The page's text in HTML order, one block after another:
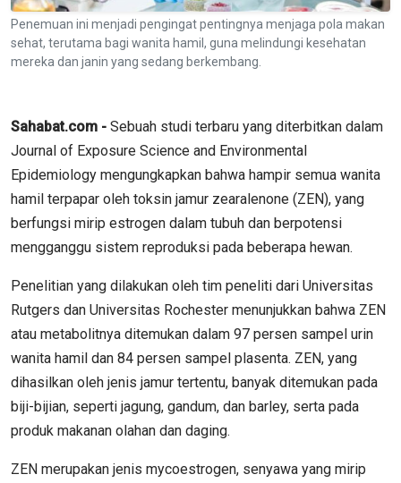
Penemuan ini menjadi pengingat pentingnya menjaga pola makan
sehat, terutama bagi wanita hamil, guna melindungi kesehatan
mereka dan janin yang sedang berkembang.
Sahabat.com - Sebuah studi terbaru yang diterbitkan dalam
Journal of Exposure Science and Environmental
Epidemiology mengungkapkan bahwa hampir semua wanita
hamil terpapar oleh toksin jamur zearalenone (ZEN), yang
berfungsi mirip estrogen dalam tubuh dan berpotensi
mengganggu sistem reproduksi pada beberapa hewan.
Penelitian yang dilakukan oleh tim peneliti dari Universitas
Rutgers dan Universitas Rochester menunjukkan bahwa ZEN
atau metabolitnya ditemukan dalam 97 persen sampel urin
wanita hamil dan 84 persen sampel plasenta. ZEN, yang
dihasilkan oleh jenis jamur tertentu, banyak ditemukan pada
biji-bijian, seperti jagung, gandum, dan barley, serta pada
produk makanan olahan dan daging.
ZEN merupakan jenis mycoestrogen, senyawa yang mirip